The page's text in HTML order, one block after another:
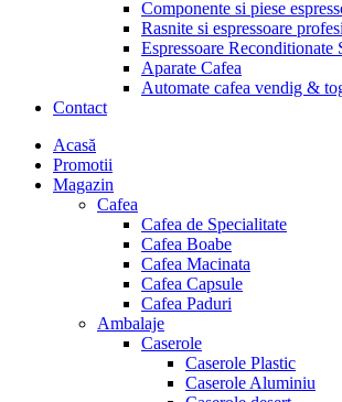
Componente si piese
Rasnite si espressoare
Espressoare Reconditionate
Aparate Cafea
Automate cafea vendig &
Contact
Menu
Acasă
Promotii
Magazin
Cafea
Cafea de Specialitate
Cafea Boabe
Cafea Macinata
Cafea Capsule
Cafea Paduri
Ambalaje
Caserole
Caserole Plastic
Caserole Aluminiu